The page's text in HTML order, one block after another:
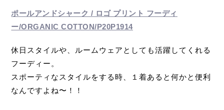
ポールアンドシャーク / ロゴ プリント フーディ
ー/ORGANIC COTTON/P20P1914
休日スタイルや、ルームウェアとしても活躍してくれる
フーディー。
スポーティなスタイルをする時、１着あると何かと便利
なんですよね〜！！